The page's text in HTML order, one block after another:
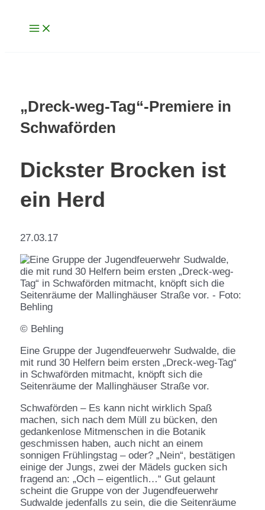
springen
„Dreck-weg-Tag“-Premiere in
Schwaförden
Dickster Brocken ist
ein Herd
27.03.17
© Behling
Eine Gruppe der Jugendfeuerwehr Sudwalde, die
mit rund 30 Helfern beim ersten „Dreck-weg-Tag“
in Schwaförden mitmacht, knöpft sich die
Seitenräume der Mallinghäuser Straße vor.
Schwaförden – Es kann nicht wirklich Spaß
machen, sich nach dem Müll zu bücken, den
gedankenlose Mitmenschen in die Botanik
geschmissen haben, auch nicht an einem
sonnigen Frühlingstag – oder? „Nein“, bestätigen
einige der Jungs, zwei der Mädels gucken sich
fragend an: „Och – eigentlich…“ Gut gelaunt
scheint die Gruppe von der Jugendfeuerwehr
Sudwalde jedenfalls zu sein, die die Seitenräume